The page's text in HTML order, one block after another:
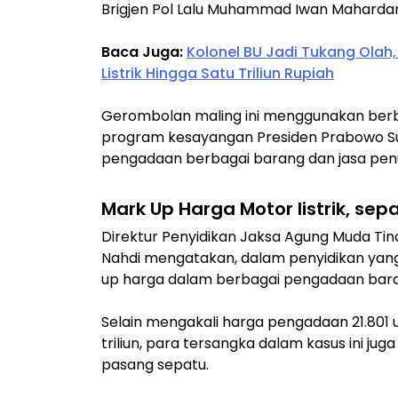
Brigjen Pol Lalu Muhammad Iwan
Baca Juga: Kolonel BU Jadi Tukang
Listrik Hingga Satu Triliun Rupiah
Gerombolan maling ini menggunakan
program kesayangan Presiden Prabowo
pengadaan berbagai barang dan jasa
Mark Up Harga Motor listrik,
Direktur Penyidikan Jaksa Agung Muda
Nahdi mengatakan, dalam penyidikan
up harga dalam berbagai pengadaan
Selain mengakali harga pengadaan
triliun, para tersangka dalam kasus ini
pasang sepatu.